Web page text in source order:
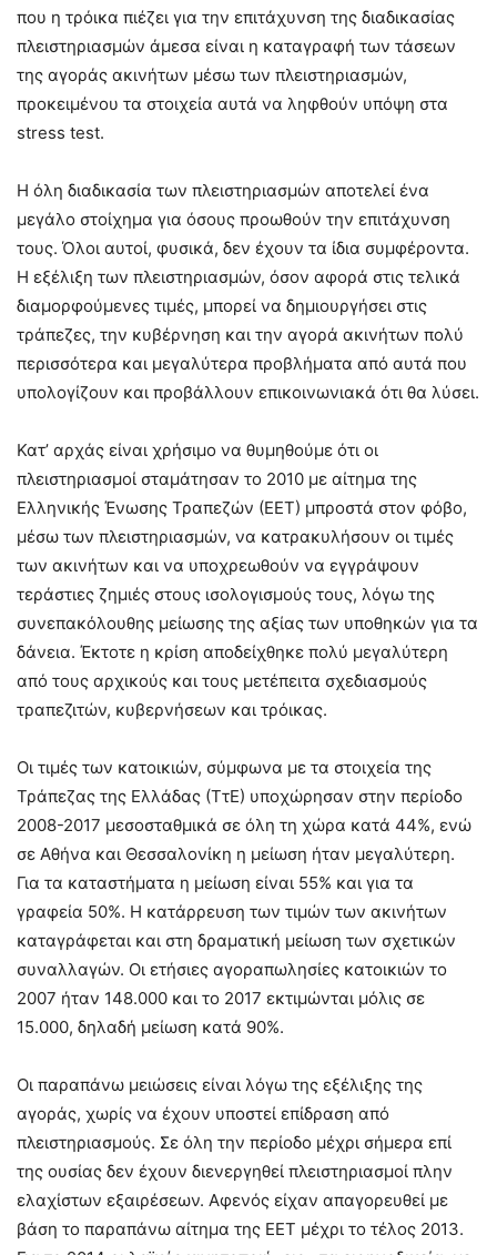
που η τρόικα πιέζει για την επιτάχυνση της διαδικασίας
πλειστηριασμών άμεσα είναι η καταγραφή των τάσεων
της αγοράς ακινήτων μέσω των πλειστηριασμών,
προκειμένου τα στοιχεία αυτά να ληφθούν υπόψη στα
stress test.
Η όλη διαδικασία των πλειστηριασμών αποτελεί ένα
μεγάλο στοίχημα για όσους προωθούν την επιτάχυνση
τους. Όλοι αυτοί, φυσικά, δεν έχουν τα ίδια συμφέροντα.
Η εξέλιξη των πλειστηριασμών, όσον αφορά στις τελικά
διαμορφούμενες τιμές, μπορεί να δημιουργήσει στις
τράπεζες, την κυβέρνηση και την αγορά ακινήτων πολύ
περισσότερα και μεγαλύτερα προβλήματα από αυτά που
υπολογίζουν και προβάλλουν επικοινωνιακά ότι θα λύσει.
Κατ’ αρχάς είναι χρήσιμο να θυμηθούμε ότι οι
πλειστηριασμοί σταμάτησαν το 2010 με αίτημα της
Ελληνικής Ένωσης Τραπεζών (ΕΕΤ) μπροστά στον φόβο,
μέσω των πλειστηριασμών, να κατρακυλήσουν οι τιμές
των ακινήτων και να υποχρεωθούν να εγγράψουν
τεράστιες ζημιές στους ισολογισμούς τους, λόγω της
συνεπακόλουθης μείωσης της αξίας των υποθηκών για τα
δάνεια. Έκτοτε η κρίση αποδείχθηκε πολύ μεγαλύτερη
από τους αρχικούς και τους μετέπειτα σχεδιασμούς
τραπεζιτών, κυβερνήσεων και τρόικας.
Οι τιμές των κατοικιών, σύμφωνα με τα στοιχεία της
Τράπεζας της Ελλάδας (ΤτΕ) υποχώρησαν στην περίοδο
2008-2017 μεσοσταθμικά σε όλη τη χώρα κατά 44%, ενώ
σε Αθήνα και Θεσσαλονίκη η μείωση ήταν μεγαλύτερη.
Για τα καταστήματα η μείωση είναι 55% και για τα
γραφεία 50%. Η κατάρρευση των τιμών των ακινήτων
καταγράφεται και στη δραματική μείωση των σχετικών
συναλλαγών. Οι ετήσιες αγοραπωλησίες κατοικιών το
2007 ήταν 148.000 και το 2017 εκτιμώνται μόλις σε
15.000, δηλαδή μείωση κατά 90%.
Οι παραπάνω μειώσεις είναι λόγω της εξέλιξης της
αγοράς, χωρίς να έχουν υποστεί επίδραση από
πλειστηριασμούς. Σε όλη την περίοδο μέχρι σήμερα επί
της ουσίας δεν έχουν διενεργηθεί πλειστηριασμοί πλην
ελαχίστων εξαιρέσεων. Αφενός είχαν απαγορευθεί με
βάση το παραπάνω αίτημα της ΕΕΤ μέχρι το τέλος 2013.